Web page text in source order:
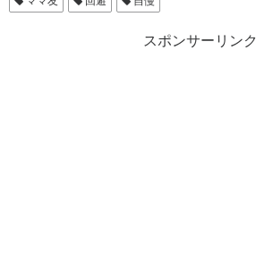
スポンサーリンク